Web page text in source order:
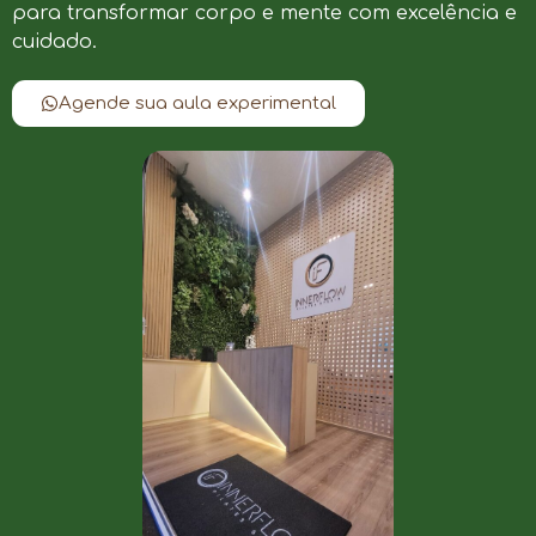
para transformar corpo e mente com excelência e
cuidado.
Agende sua aula experimental